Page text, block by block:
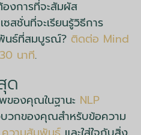
งการที่จะสัมผัส
เซสชั่นที่จะเรียนรู้วิธีการ
นธ์ที่สมบูรณ์? ติดต่อ Mind
นาที.
ด
ของคุณในฐานะ NLP
บวกของคุณสำหรับข้อความ